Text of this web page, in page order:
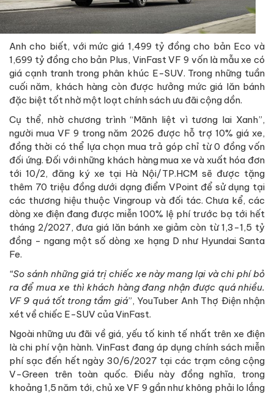
Anh cho biết, với mức giá 1,499 tỷ đồng cho bản Eco và
1,699 tỷ đồng cho bản Plus, VinFast VF 9 vốn là mẫu xe có
giá cạnh tranh trong phân khúc E-SUV. Trong những tuần
cuối năm, khách hàng còn được hưởng mức giá lăn bánh
đặc biệt tốt nhờ một loạt chính sách ưu đãi cộng dồn.
Cụ thể, nhờ chương trình “Mãnh liệt vì tương lai Xanh”,
người mua VF 9 trong năm 2026 được hỗ trợ 10% giá xe,
đồng thời có thể lựa chọn mua trả góp chỉ từ 0 đồng vốn
đối ứng. Đối với những khách hàng mua xe và xuất hóa đơn
tới 10/2, đăng ký xe tại Hà Nội/TP.HCM sẽ được tặng
thêm 70 triệu đồng dưới dạng điểm VPoint để sử dụng tại
các thương hiệu thuộc Vingroup và đối tác. Chưa kể, các
dòng xe điện đang được miễn 100% lệ phí trước bạ tới hết
tháng 2/2027, đưa giá lăn bánh xe giảm còn từ 1,3-1,5 tỷ
đồng - ngang một số dòng xe hạng D như Hyundai Santa
Fe.
“So sánh những giá trị chiếc xe này mang lại và chi phí bỏ
ra để mua xe thì khách hàng đang nhận được quá nhiều.
VF 9 quá tốt trong tầm giá”, YouTuber Anh Thợ Điện nhận
xét về chiếc E-SUV của VinFast.
Ngoài những ưu đãi về giá, yếu tố kinh tế nhất trên xe điện
là chi phí vận hành. VinFast đang áp dụng chính sách miễn
phí sạc đến hết ngày 30/6/2027 tại các trạm công cộng
V-Green trên toàn quốc. Điều này đồng nghĩa, trong
khoảng 1,5 năm tới, chủ xe VF 9 gần như không phải lo lắng